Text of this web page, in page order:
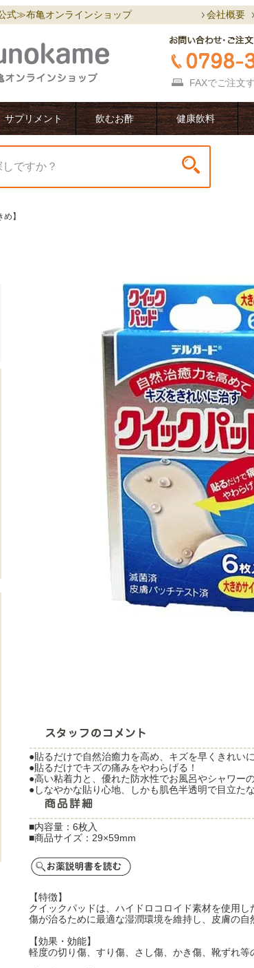
式≫布亀オンラインショップ 会社概要
FAXでご注文
サプリメント 飲むお酢 健康飲料
】
●貼るだけで自然治癒力を高め、キズを早くきれい
●貼るだけでキズの痛みをやわらげる！
●高い粘着力と、優れた防水性でお風呂やシャワー
●しなやかな貼り心地、しかも肌色半透明で目立たな
■内容量：6枚入
■商品サイズ：29×59mm
【特徴】
クイックパッドは、ハイドロコロイド素材を使用し
傷が治るために最適な湿潤環境を維持し、皮膚の
【効果・効能】
軽度の切り傷、すり傷、さし傷、かき傷、靴ずれ